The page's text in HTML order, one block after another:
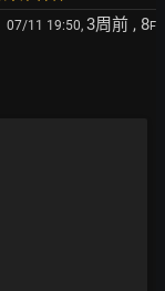
07/11 19:50, 3周前 , 8F